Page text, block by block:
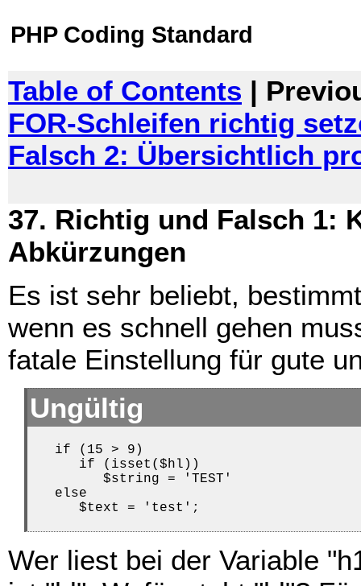
PHP Coding Standard
Table of Contents |
FOR-Schleifen richtig
Falsch 2: Übersichtlich
37. Richtig und Falsch 1:
Abkürzungen
Es ist sehr beliebt,
wenn es schnell gehen
fatale Einstellung für gute
Ungültig
   if (15 > 9)
      if (isset($hl))
         $string = 'TEST'
   else
      $text = 'test';
Wer liest bei der Variable